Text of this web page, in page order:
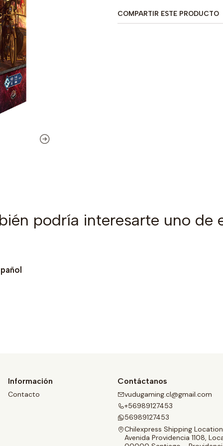
COMPARTIR ESTE PRODUCTO
podría interesarte uno de
Información
Contacto
Contáctanos
vudugaming.cl@gmail.com
+56989127453
56989127453
Chilexpress Shipping Location
Avenida Providencia 1108,